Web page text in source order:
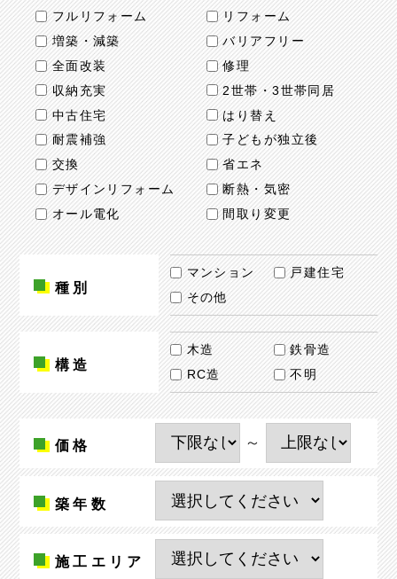
フルリフォーム
リフォーム
増築・減築
バリアフリー
全面改装
修理
収納充実
2世帯・3世帯同居
中古住宅
はり替え
耐震補強
子どもが独立後
交換
省エネ
デザインリフォーム
断熱・気密
オール電化
間取り変更
種別
マンション
戸建住宅
その他
構造
木造
鉄骨造
RC造
不明
価格 ～
築年数
施工 エリア